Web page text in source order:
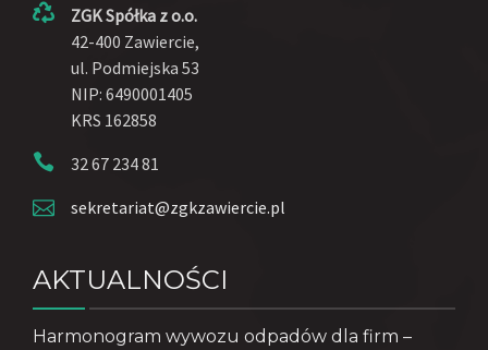
ZGK Spółka z o.o.
42-400 Zawiercie,
ul. Podmiejska 53
NIP: 6490001405
KRS 162858
32 67 234 81
sekretariat@zgkzawiercie.pl
AKTUALNOŚCI
Harmonogram wywozu odpadów dla firm –